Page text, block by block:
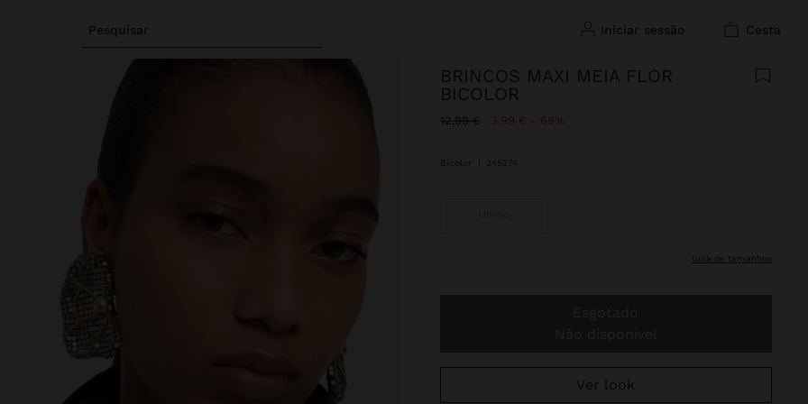
Pesquisar iniciar sessão cesta
BRINCOS MAXI MEIA FLOR
BICOLOR
Preço Reduzido De
12,99 €Para3,99 € 69%
Bicolor 245274
guia de tamanhos
Ver look